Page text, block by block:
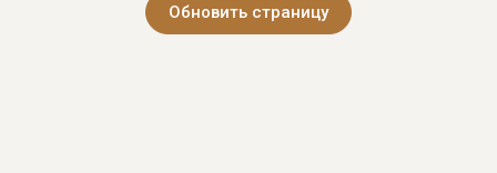
Обновить страницу